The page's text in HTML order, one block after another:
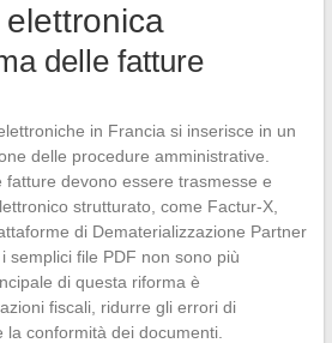
delle fatture
in Francia si inserisce in un
delle procedure amministrative.
fatture devono essere trasmesse e
strutturato, come Factur-X,
di Dematerializzazione Partner
semplici file PDF non sono più
di questa riforma è
fiscali, ridurre gli errori di
conformità dei documenti.